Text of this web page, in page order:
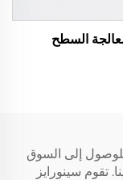
السطح
إلى السوق
تقوم سينورايز